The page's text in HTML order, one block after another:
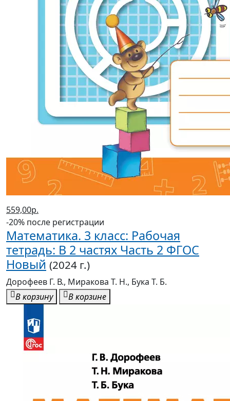
559,00р.
-20% после регистрации
Математика. 3 класс: Рабочая
Новый (2024 г.)
Дорофеев Г. В., Миракова Т. Н., Бука Т. Б.
В корзину
В корзине